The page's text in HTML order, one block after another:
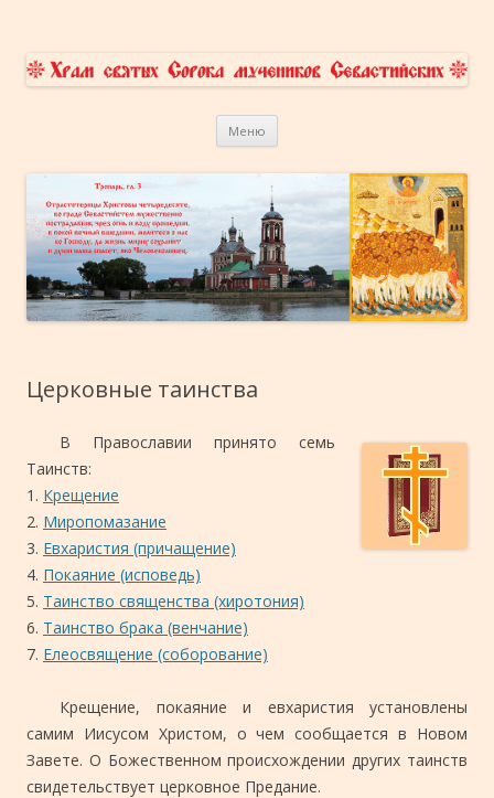
Севастийских в Переславле-
Залесском
Меню
Церковные таинства
В Православии принято семь
Таинств:
1. Крещение
2. Миропомазание
3. Евхаристия (причащение)
4. Покаяние (исповедь)
5. Таинство священства (хиротония)
6. Таинство брака (венчание)
7. Елеосвящение (соборование)
Крещение, покаяние и евхаристия установлены
самим Иисусом Христом, о чем сообщается в Новом
Завете. О Божественном происхождении других таинств
свидетельствует церковное Предание.